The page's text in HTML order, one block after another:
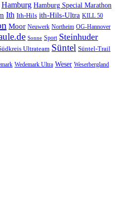
Hamburg Hamburg Special Marathon
Ith Ith-Hils ith-Hils-Ultra KILL 50
Moor Neuwerk Northeim OG-Hannover
Sonne Sport Steinhuder
Ultrateam Süntel Süntel-Trail
Wedemark Ultra Weser Weserbergland